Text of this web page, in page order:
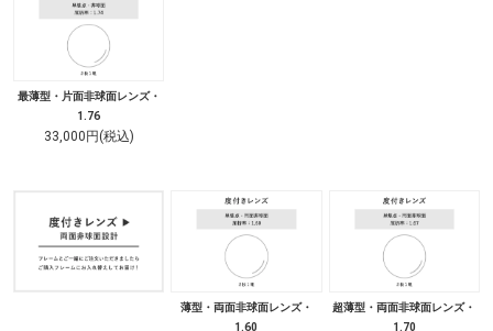
最薄型・片面非球面レンズ・
1.76
33,000円(税込)
薄型・両面非球面レンズ・
1.60
超薄型・両面非球面レンズ・
1.70